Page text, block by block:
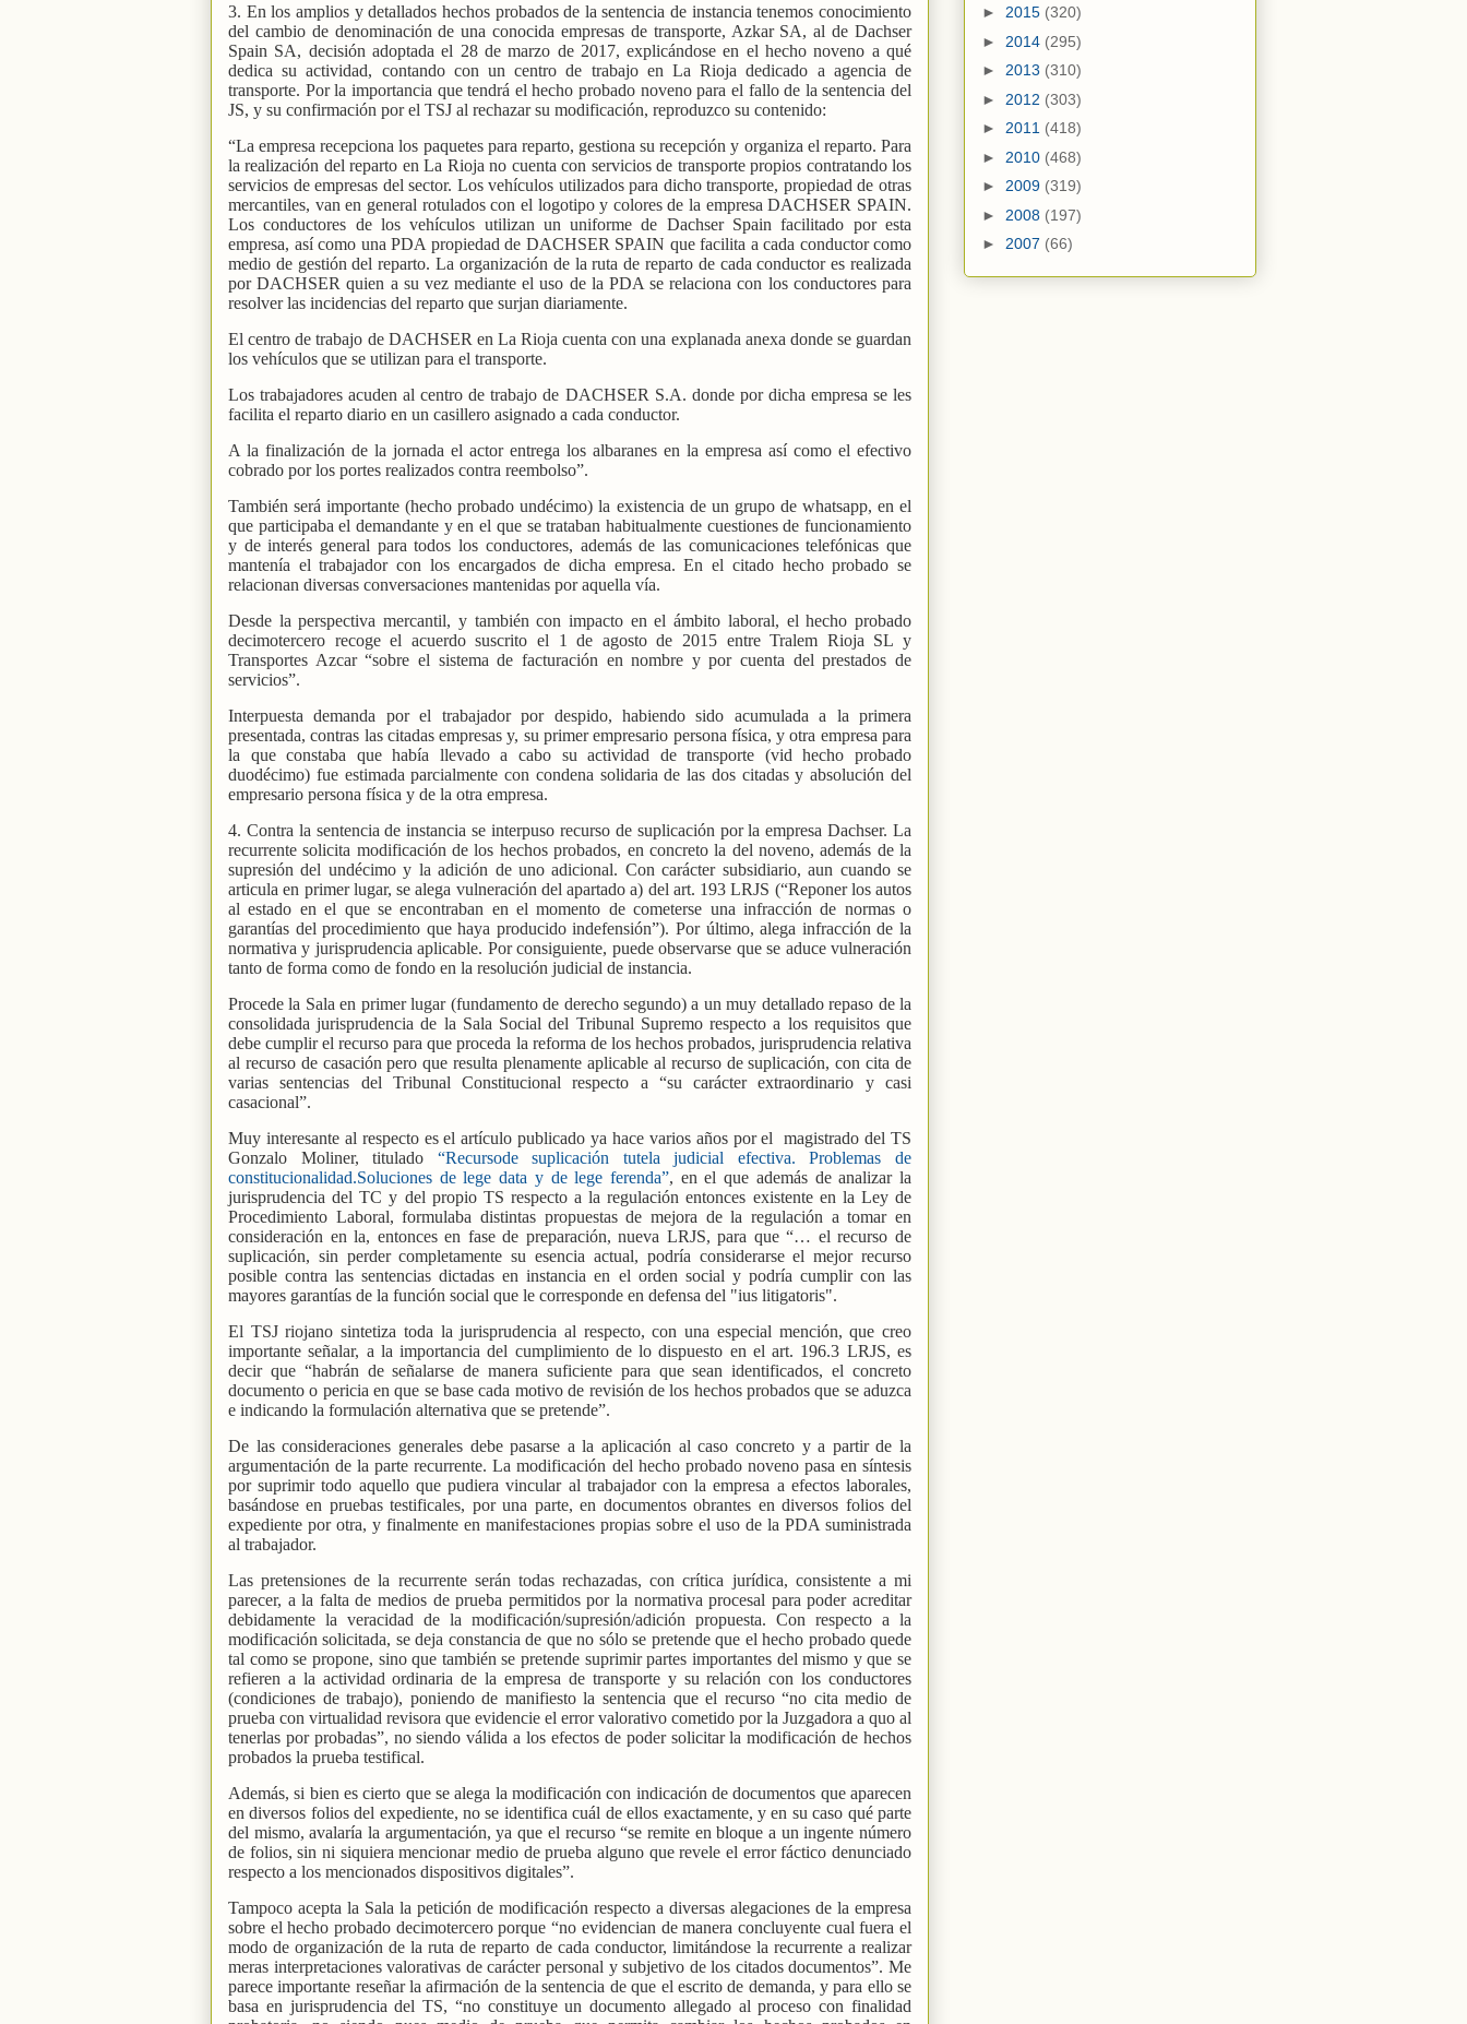
3. En los amplios y detallados hechos probados de la sentencia de instancia tenemos conocimiento
del cambio de denominación de una conocida empresas de transporte, Azkar SA, al de Dachser
Spain SA, decisión adoptada el 28 de marzo de 2017, explicándose en el hecho noveno a qué
dedica su actividad, contando con un centro de trabajo en La Rioja dedicado a agencia de
transporte. Por la importancia que tendrá el hecho probado noveno para el fallo de la sentencia del
JS, y su confirmación por el TSJ al rechazar su modificación, reproduzco su contenido:
“La empresa recepciona los paquetes para reparto, gestiona su recepción y organiza el reparto. Para
la realización del reparto en La Rioja no cuenta con servicios de transporte propios contratando los
servicios de empresas del sector. Los vehículos utilizados para dicho transporte, propiedad de otras
mercantiles, van en general rotulados con el logotipo y colores de la empresa DACHSER SPAIN.
Los conductores de los vehículos utilizan un uniforme de Dachser Spain facilitado por esta
empresa, así como una PDA propiedad de DACHSER SPAIN que facilita a cada conductor como
medio de gestión del reparto. La organización de la ruta de reparto de cada conductor es realizada
por DACHSER quien a su vez mediante el uso de la PDA se relaciona con los conductores para
resolver las incidencias del reparto que surjan diariamente.
El centro de trabajo de DACHSER en La Rioja cuenta con una explanada anexa donde se guardan
los vehículos que se utilizan para el transporte.
Los trabajadores acuden al centro de trabajo de DACHSER S.A. donde por dicha empresa se les
facilita el reparto diario en un casillero asignado a cada conductor.
A la finalización de la jornada el actor entrega los albaranes en la empresa así como el efectivo
cobrado por los portes realizados contra reembolso”.
También será importante (hecho probado undécimo) la existencia de un grupo de whatsapp, en el
que participaba el demandante y en el que se trataban habitualmente cuestiones de funcionamiento
y de interés general para todos los conductores, además de las comunicaciones telefónicas que
mantenía el trabajador con los encargados de dicha empresa. En el citado hecho probado se
relacionan diversas conversaciones mantenidas por aquella vía.
Desde la perspectiva mercantil, y también con impacto en el ámbito laboral, el hecho probado
decimotercero recoge el acuerdo suscrito el 1 de agosto de 2015 entre Tralem Rioja SL y
Transportes Azcar “sobre el sistema de facturación en nombre y por cuenta del prestados de
servicios”.
Interpuesta demanda por el trabajador por despido, habiendo sido acumulada a la primera
presentada, contras las citadas empresas y, su primer empresario persona física, y otra empresa para
la que constaba que había llevado a cabo su actividad de transporte (vid hecho probado
duodécimo) fue estimada parcialmente con condena solidaria de las dos citadas y absolución del
empresario persona física y de la otra empresa.
4. Contra la sentencia de instancia se interpuso recurso de suplicación por la empresa Dachser. La
recurrente solicita modificación de los hechos probados, en concreto la del noveno, además de la
supresión del undécimo y la adición de uno adicional. Con carácter subsidiario, aun cuando se
articula en primer lugar, se alega vulneración del apartado a) del art. 193 LRJS (“Reponer los autos
al estado en el que se encontraban en el momento de cometerse una infracción de normas o
garantías del procedimiento que haya producido indefensión”). Por último, alega infracción de la
normativa y jurisprudencia aplicable. Por consiguiente, puede observarse que se aduce vulneración
tanto de forma como de fondo en la resolución judicial de instancia.
Procede la Sala en primer lugar (fundamento de derecho segundo) a un muy detallado repaso de la
consolidada jurisprudencia de la Sala Social del Tribunal Supremo respecto a los requisitos que
debe cumplir el recurso para que proceda la reforma de los hechos probados, jurisprudencia relativa
al recurso de casación pero que resulta plenamente aplicable al recurso de suplicación, con cita de
varias sentencias del Tribunal Constitucional respecto a “su carácter extraordinario y casi
casacional”.
Muy interesante al respecto es el artículo publicado ya hace varios años por el
magistrado del TS
Gonzalo Moliner, titulado “Recursode suplicación tutela judicial efectiva. Problemas de
constitucionalidad.Soluciones de lege data y de lege ferenda”, en el que además de analizar la
jurisprudencia del TC y del propio TS respecto a la regulación entonces existente en la Ley de
Procedimiento Laboral, formulaba distintas propuestas de mejora de la regulación a tomar en
consideración en la, entonces en fase de preparación, nueva LRJS, para que “… el recurso de
suplicación, sin perder completamente su esencia actual, podría considerarse el mejor recurso
posible contra las sentencias dictadas en instancia en el orden social y podría cumplir con las
mayores garantías de la función social que le corresponde en defensa del "ius litigatoris".
El TSJ riojano sintetiza toda la jurisprudencia al respecto, con una especial mención, que creo
importante señalar, a la importancia del cumplimiento de lo dispuesto en el art. 196.3 LRJS, es
decir que “habrán de señalarse de manera suficiente para que sean identificados, el concreto
documento o pericia en que se base cada motivo de revisión de los hechos probados que se aduzca
e indicando la formulación alternativa que se pretende”.
De las consideraciones generales debe pasarse a la aplicación al caso concreto y a partir de la
argumentación de la parte recurrente. La modificación del hecho probado noveno pasa en síntesis
por suprimir todo aquello que pudiera vincular al trabajador con la empresa a efectos laborales,
basándose en pruebas testificales, por una parte, en documentos obrantes en diversos folios del
expediente por otra, y finalmente en manifestaciones propias sobre el uso de la PDA suministrada
al trabajador.
Las pretensiones de la recurrente serán todas rechazadas, con crítica jurídica, consistente a mi
parecer, a la falta de medios de prueba permitidos por la normativa procesal para poder acreditar
debidamente la veracidad de la modificación/supresión/adición propuesta. Con respecto a la
modificación solicitada, se deja constancia de que no sólo se pretende que el hecho probado quede
tal como se propone, sino que también se pretende suprimir partes importantes del mismo y que se
refieren a la actividad ordinaria de la empresa de transporte y su relación con los conductores
(condiciones de trabajo), poniendo de manifiesto la sentencia que el recurso “no cita medio de
prueba con virtualidad revisora que evidencie el error valorativo cometido por la Juzgadora a quo al
tenerlas por probadas”, no siendo válida a los efectos de poder solicitar la modificación de hechos
probados la prueba testifical.
Además, si bien es cierto que se alega la modificación con indicación de documentos que aparecen
en diversos folios del expediente, no se identifica cuál de ellos exactamente, y en su caso qué parte
del mismo, avalaría la argumentación, ya que el recurso “se remite en bloque a un ingente número
de folios, sin ni siquiera mencionar medio de prueba alguno que revele el error fáctico denunciado
respecto a los mencionados dispositivos digitales”.
Tampoco acepta la Sala la petición de modificación respecto a diversas alegaciones de la empresa
sobre el hecho probado decimotercero porque “no evidencian de manera concluyente cual fuera el
modo de organización de la ruta de reparto de cada conductor, limitándose la recurrente a realizar
meras interpretaciones valorativas de carácter personal y subjetivo de los citados documentos”. Me
parece importante reseñar la afirmación de la sentencia de que el escrito de demanda, y para ello se
basa en jurisprudencia del TS, “no constituye un documento allegado al proceso con finalidad
► 2015 (320)
► 2014 (295)
► 2013 (310)
► 2012 (303)
► 2011 (418)
► 2010 (468)
► 2009 (319)
► 2008 (197)
► 2007 (66)